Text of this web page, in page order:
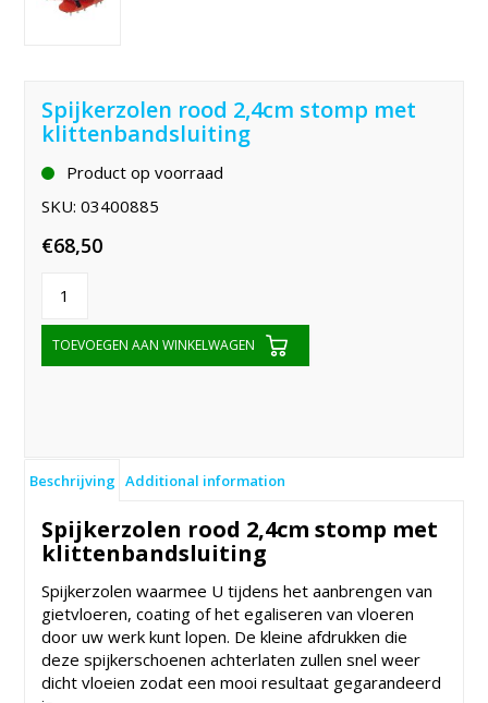
Spijkerzolen rood 2,4cm stomp met
klittenbandsluiting
Product op voorraad
SKU:03400885
€68,50
TOEVOEGEN AAN WINKELWAGEN
Beschrijving Additional information
Spijkerzolen rood 2,4cm stomp met
klittenbandsluiting
Spijkerzolen waarmee U tijdens het aanbrengen van
gietvloeren, coating of het egaliseren van vloeren
door uw werk kunt lopen. De kleine afdrukken die
deze spijkerschoenen achterlaten zullen snel weer
dicht vloeien zodat een mooi resultaat gegarandeerd